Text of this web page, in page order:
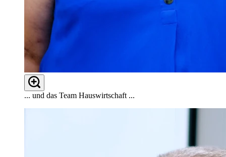
... und das Team Hauswirtschaft ...